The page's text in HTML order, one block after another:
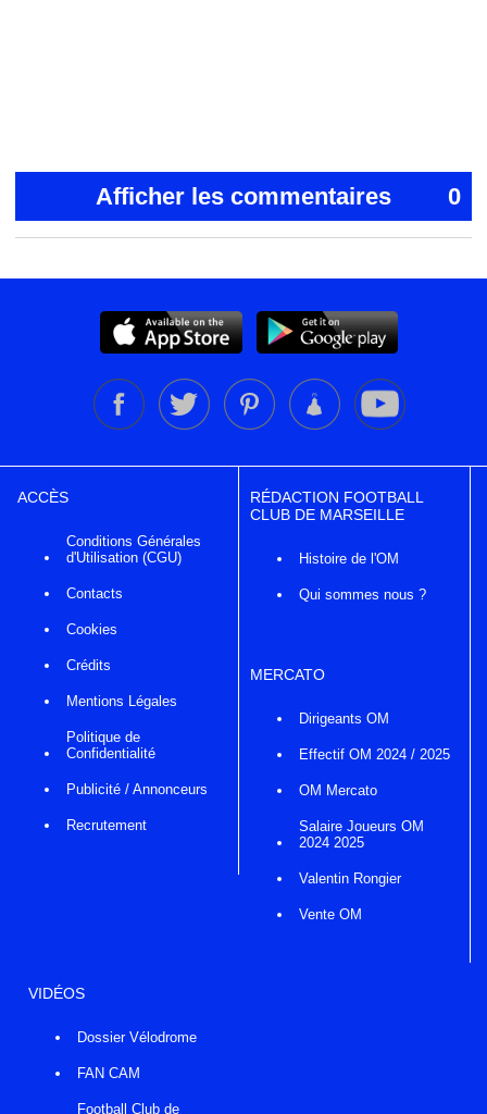
Afficher les commentaires 0
ACCÈS
Conditions Générales
d'Utilisation (CGU)
Contacts
Cookies
Crédits
Mentions Légales
Politique de
Confidentialité
Publicité / Annonceurs
Recrutement
RÉDACTION FOOTBALL
CLUB DE MARSEILLE
Histoire de l'OM
Qui sommes nous ?
MERCATO
Dirigeants OM
Effectif OM 2024 / 2025
OM Mercato
Salaire Joueurs OM
2024 2025
Valentin Rongier
Vente OM
VIDÉOS
Dossier Vélodrome
FAN CAM
Football Club de